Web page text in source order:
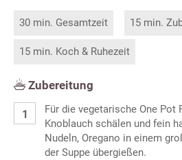
30 min. Gesamtzeit 15 min.
15 min. Koch & Ruhezeit
Zubereitung
Für die vegetarische One Pot
Knoblauch schälen und fein
Nudeln, Oregano in einem
der Suppe übergießen.